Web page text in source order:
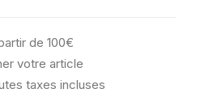
de 100€
votre article
taxes incluses